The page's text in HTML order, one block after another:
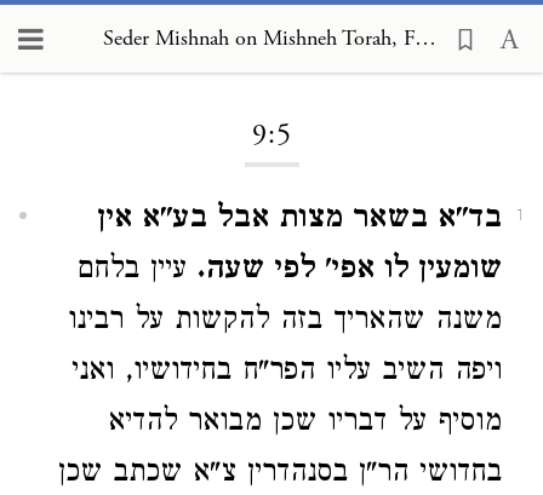
Seder Mishnah on Mishneh Torah, Foundations of the Torah 9:5
9:5
1
בד"א בשאר מצות אבל בע"א אין
שומעין לו אפי' לפי שעה. עיין בלחם
משנה שהאריך בזה להקשות על רבינו
ויפה השיב עליו הפר"ח בחידושיו, ואני
מוסיף על דבריו שכן מבואר להדיא
בחדושי הר"ן בסנהדרין צ"א שכתב שכן